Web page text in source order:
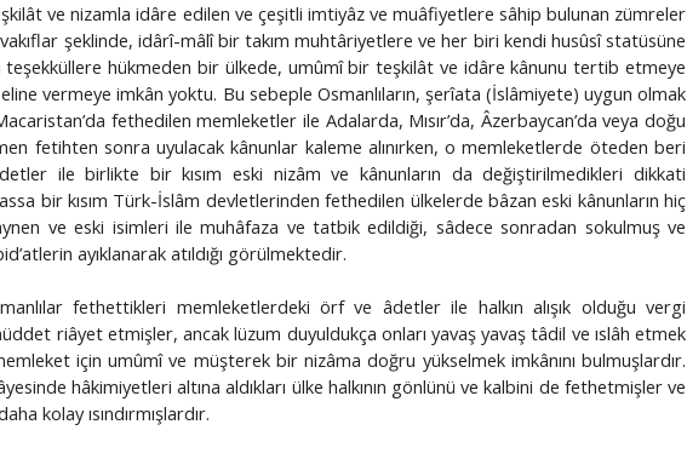
ve nizamla idâre edilen ve çeşitli imtiyâz ve muâfiyetlere sâhip bulunan zümreler
şeklinde, idârî-mâlî bir takım muhtâriyetlere ve her biri kendi husûsî statüsüne
hükmeden bir ülkede, umûmî bir teşkilât ve idâre kânunu tertib etmeye
vermeye imkân yoktu. Bu sebeple Osmanlıların, şerîata (İslâmiyete) uygun olmak
fethedilen memleketler ile Adalarda, Mısır’da, Âzerbaycan’da veya doğu
fetihten sonra uyulacak kânunlar kaleme alınırken, o memleketlerde öteden beri
ile birlikte bir kısım eski nizâm ve kânunların da değiştirilmedikleri dikkati
bir kısım Türk-İslâm devletlerinden fethedilen ülkelerde bâzan eski kânunların hiç
ve eski isimleri ile muhâfaza ve tatbik edildiği, sâdece sonradan sokulmuş ve
ayıklanarak atıldığı görülmektedir.
fethettikleri memleketlerdeki örf ve âdetler ile halkın alışık olduğu vergi
riâyet etmişler, ancak lüzum duyuldukça onları yavaş yavaş tâdil ve ıslâh etmek
için umûmî ve müşterek bir nizâma doğru yükselmek imkânını bulmuşlardır.
hâkimiyetleri altına aldıkları ülke halkının gönlünü ve kalbini de fethetmişler ve
kolay ısındırmışlardır.